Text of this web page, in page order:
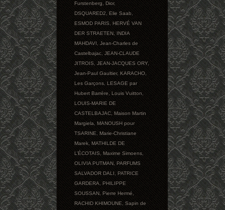
Furstenberg,Dior,
DSQUARED2,Elie Saab,
ESMOD PARIS,HERVÉ VAN
DER STRAETEN,INDIA
MAHDAVI,Jean-Charles de
Castelbajac,JEAN-CLAUDE
JITROIS,JEAN-JACQUES ORY,
Jean-Paul Gaultier,KARACHO,
Les Garçons,LESAGE par
Hubert Barrère,Louis Vuitton,
LOUIS-MARIE DE
CASTELBAJAC,Maison Martin
Margiela,MANOUSH pour
TSARINE,Marie-Christiane
Marek,MATHILDE DE
L’ÉCOTAIS,Maxime Simoens,
OLIVIA PUTMAN,PARFUMS
SALVADOR DALI,PATRICE
GARDERA,PHILIPPE
SOUSSAN,Pierre Hermé,
RACHID KHIMOUNE,Sapin de